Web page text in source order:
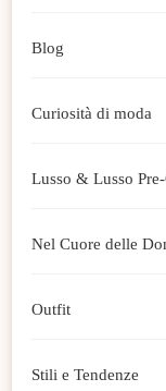
Blog
Curiosità di moda
Lusso & Lusso
Nel Cuore delle
Outfit
Stili e Tendenze